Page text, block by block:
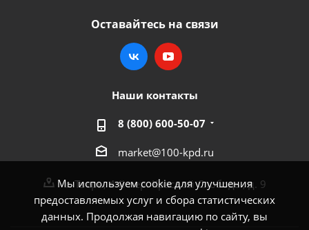
Мы используем cookie для улучшения
предоставляемых услуг и сбора статистических
данных. Продолжая навигацию по сайту, вы
Оставайтесь на связи
Наши контакты
8 (800) 600-50-07
market@100-kpd.ru
г. Тверь, 4-й пер. Красной Слободы, д. 9